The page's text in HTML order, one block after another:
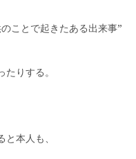
ことで起きたある出来事”
たりする。
本人も、